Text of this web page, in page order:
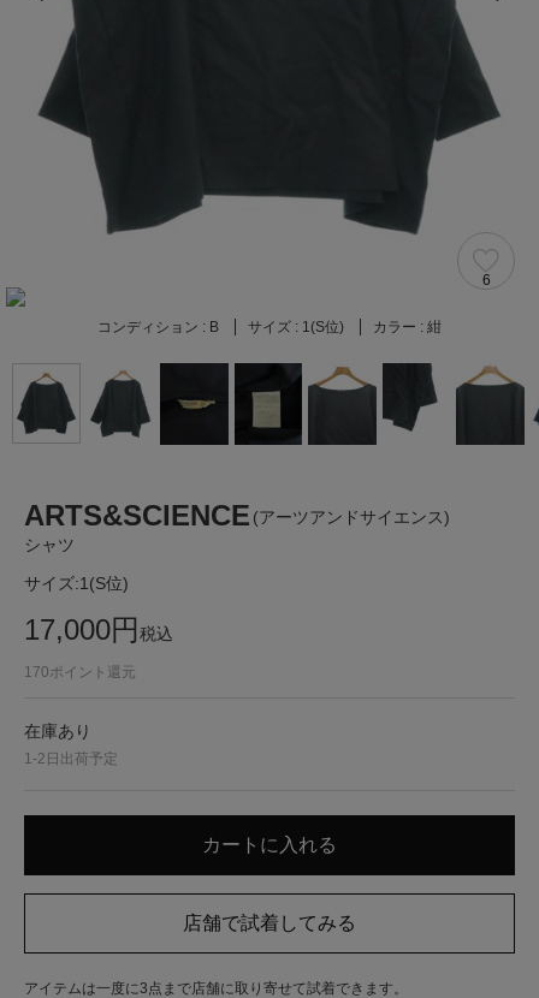
6
コンディション : B サイズ : 1(S位) カラー : 紺
ARTS&SCIENCE (アーツアンドサイエンス)
シャツ
サイズ:1(S位)
17,000円税込
170ポイント還元
在庫あり
1-2日出荷予定
アイテムは一度に3点まで店舗に取り寄せて試着できます。